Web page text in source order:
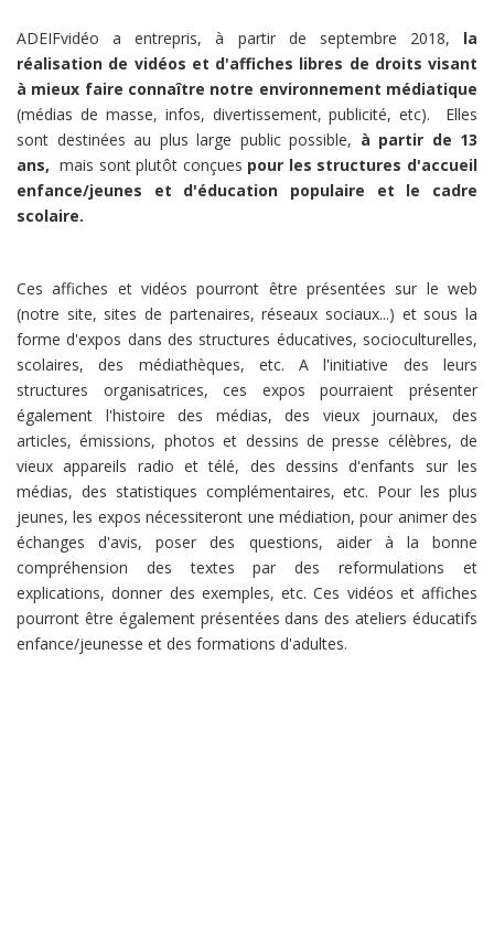
ADEIFvidéo a entrepris, à partir de septembre 2018, la
réalisation de vidéos et d'affiches libres de droits visant
à mieux faire connaître notre environnement médiatique
(médias de masse, infos, divertissement, publicité, etc). Elles
sont destinées au plus large public possible, à partir de 13
ans, mais sont plutôt conçues pour les structures d'accueil
enfance/jeunes et d'éducation populaire et le cadre
scolaire.
Ces affiches et vidéos pourront être présentées sur le web
(notre site, sites de partenaires, réseaux sociaux...) et sous la
forme d'expos dans des structures éducatives, socioculturelles,
scolaires, des médiathèques, etc. A l'initiative des leurs
structures organisatrices, ces expos pourraient présenter
également l'histoire des médias, des vieux journaux, des
articles, émissions, photos et dessins de presse célèbres, de
vieux appareils radio et télé, des dessins d'enfants sur les
médias, des statistiques complémentaires, etc. Pour les plus
jeunes, les expos nécessiteront une médiation, pour animer des
échanges d'avis, poser des questions, aider à la bonne
compréhension des textes par des reformulations et
explications, donner des exemples, etc. Ces vidéos et affiches
pourront être également présentées dans des ateliers éducatifs
enfance/jeunesse et des formations d'adultes.